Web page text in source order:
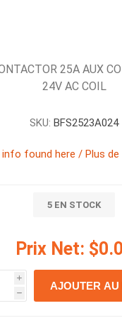
25A AUX
24V AC COIL
SKU: BFS2523A024
found here / Plus de
5 EN STOCK
Prix Net:
i
h
h
AJOUTER AU